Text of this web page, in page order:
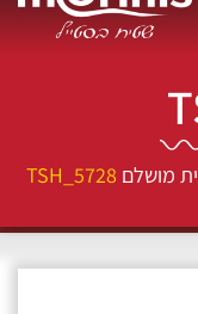
מושלם TSH_5728